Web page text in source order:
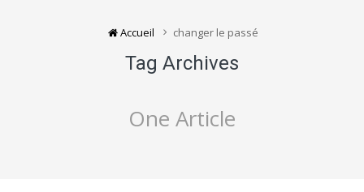
Accueil changer le passé
Tag Archives
One Article